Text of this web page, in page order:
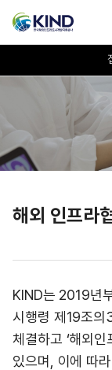
해외 인프라
KIND는 2019년
시행령 제19조의
체결하고 ‘해외
있으며, 이에 따